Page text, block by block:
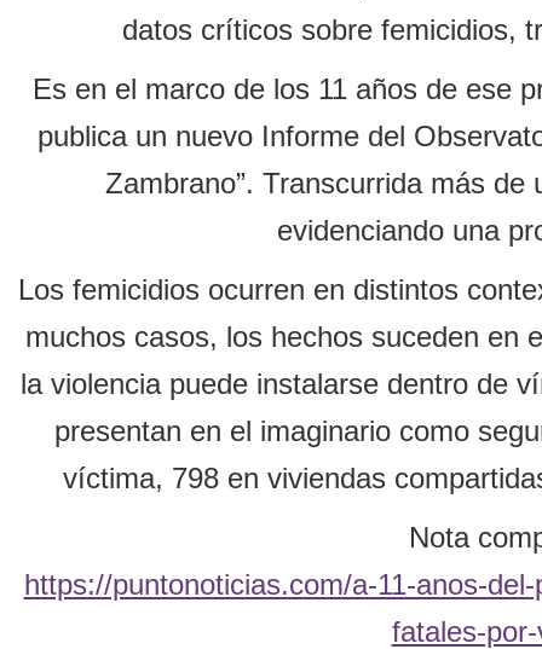
datos críticos sobre femicidios,
Es en el marco de los 11 años de ese
publica un nuevo Informe del
Zambrano”. Transcurrida más
evidenciando una
Los femicidios ocurren en distintos
muchos casos, los hechos suceden en
la violencia puede instalarse dentro de
presentan en el imaginario como
víctima, 798 en viviendas
Nota
https://puntonoticias.com/a-11-anos-
fatales-